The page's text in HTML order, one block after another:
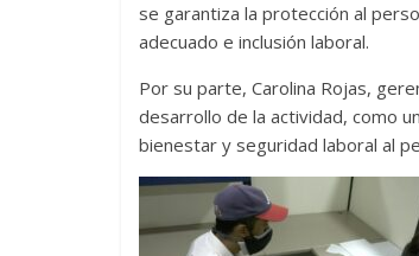
se garantiza la protección al
adecuado e inclusión laboral.
Por su parte, Carolina Rojas,
desarrollo de la actividad, como
bienestar y seguridad laboral al